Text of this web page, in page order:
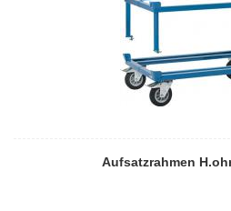
Aufsatzrahmen